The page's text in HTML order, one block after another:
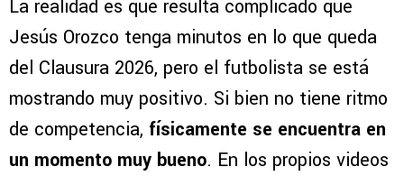
La realidad es que resulta complicado que
Jesús Orozco tenga minutos en lo que queda
del Clausura 2026, pero el futbolista se está
mostrando muy positivo. Si bien no tiene ritmo
de competencia, físicamente se encuentra en
un momento muy bueno. En los propios videos